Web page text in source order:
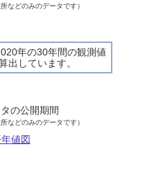
などのみのデータです）
年の30年間の観測値
出しています。
の公開期間
などのみのデータです）
値図